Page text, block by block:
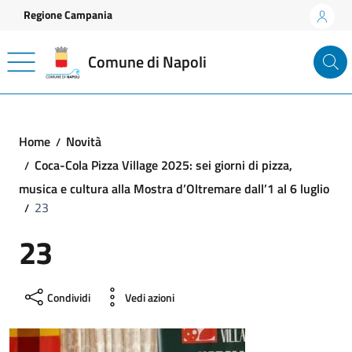
Vai ai contenuti
Vai al footer
Regione Campania
Comune di Napoli
Home
Novità
Coca-Cola Pizza Village 2025: sei giorni di pizza,
musica e cultura alla Mostra d’Oltremare dall’1 al 6 luglio
23
23
Condividi Vedi azioni